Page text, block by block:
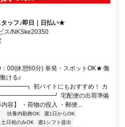
タッフ♪即日｜日払い★
ス/NKSke20350
00(休憩60分) 単発・スポットOK★ 働
ける♪
初バイトにもおすすめ！ カ
宅配便の出荷準備
容】 ・荷物の投入 ・郵便...
扶養内勤務OK
週1日からOK
土日祝のみOK
週1シフト提出